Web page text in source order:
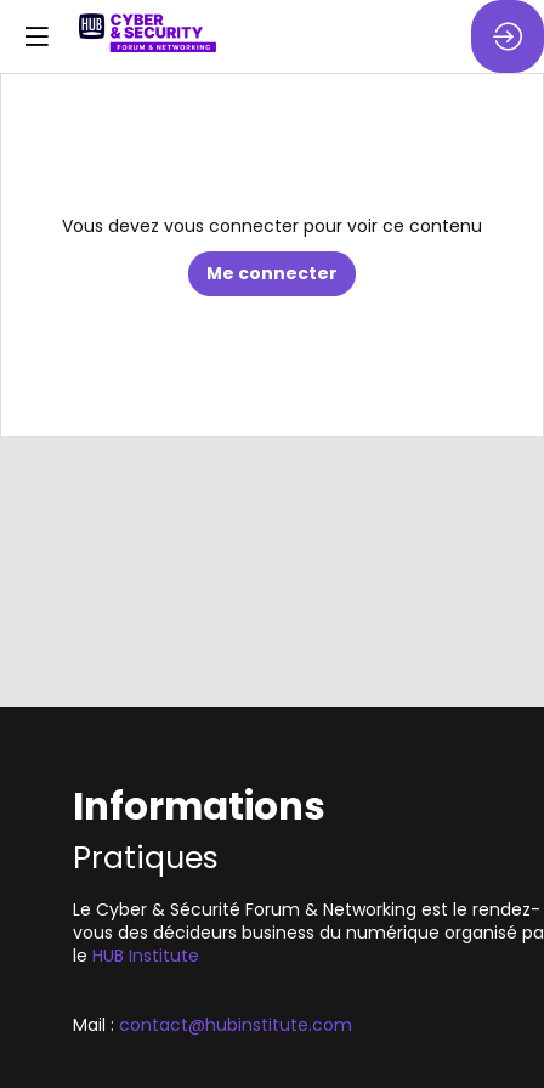
Vous devez vous connecter pour voir ce contenu
Me connecter
Informations
Pratiques
Le Cyber & Sécurité Forum & Networking est le rendez-
vous des décideurs business du numérique organisé
le HUB Institute
Mail : contact@hubinstitute.com